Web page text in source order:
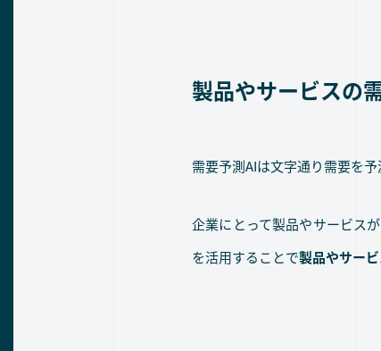
製品やサービスの
需要予測AIは文字通り需要を
企業にとって製品やサービス
を活用することで製品やサー